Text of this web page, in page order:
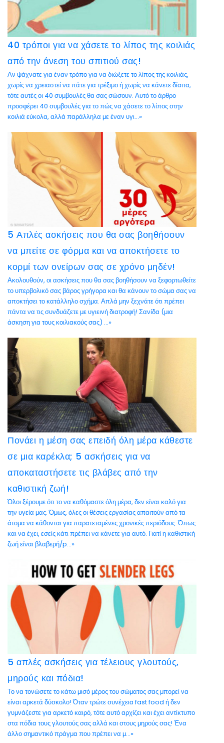
40 τρόποι για να χάσετε το λίπος της κοιλιάς
από την άνεση του σπιτιού σας!
Αν ψάχνατε για έναν τρόπο για να διώξετε το λίπος της κοιλιάς,
χωρίς να χρειαστεί να πάτε για τρέξιμο ή χωρίς να κάνετε δίαιτα,
τότε αυτές οι 40 συμβουλές θα σας σώσουν. Αυτό το άρθρο
προσφέρει 40 συμβουλές για το πώς να χάσετε το λίπος στην
κοιλιά εύκολα, αλλά παράλληλα με έναν υγι...»
5 Απλές ασκήσεις που θα σας βοηθήσουν
να μπείτε σε φόρμα και να αποκτήσετε το
κορμί των ονείρων σας σε χρόνο μηδέν!
Ακολουθούν, οι ασκήσεις που θα σας βοηθήσουν να ξεφορτωθείτε
το υπερβολικό σας βάρος γρήγορα και θα κάνουν το σώμα σας να
αποκτήσει το κατάλληλο σχήμα. Απλά μην ξεχνάτε ότι πρέπει
πάντα να τις συνδυάζετε με υγιεινή διατροφή! Σανίδα (μια
άσκηση για τους κοιλιακούς σας) ...»
Πονάει η μέση σας επειδή όλη μέρα κάθεστε
σε μια καρέκλα; 5 ασκήσεις για να
αποκαταστήσετε τις βλάβες από την
καθιστική ζωή!
Όλοι ξέρουμε ότι το να καθόμαστε όλη μέρα, δεν είναι καλό για
την υγεία μας. Όμως, όλες οι θέσεις εργασίας απαιτούν από τα
άτομα να κάθονται για παρατεταμένες χρονικές περιόδους. Όπως
και να έχει, εσείς κάτι πρέπει να κάνετε για αυτό. Γιατί η καθιστική
ζωή είναι βλαβερή/p...»
5 απλές ασκήσεις για τέλειους γλουτούς,
μηρούς και πόδια!
Το να τονώσετε το κάτω μισό μέρος του σώματος σας μπορεί να
είναι αρκετά δύσκολο! Όταν τρώτε συνέχεια fast food ή δεν
γυμνάζεστε για αρκετό καιρό, τότε αυτό αρχίζει και έχει αντίκτυπο
στα πόδια τους γλουτούς σας αλλά και στους μηρούς σας! Ένα
άλλο σημαντικό πράγμα που πρέπει να μ...»